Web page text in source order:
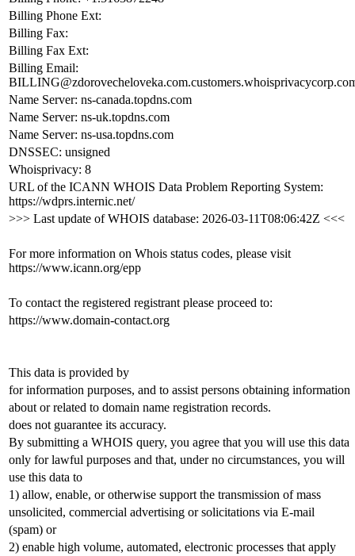
Billing Phone Ext:
Billing Fax:
Billing Fax Ext:
Billing Email:
Name Server: ns-canada.topdns.com
Name Server: ns-uk.topdns.com
Name Server: ns-usa.topdns.com
DNSSEC: unsigned
Whoisprivacy: 8
URL of the ICANN WHOIS Data Problem Reporting System:
https://wdprs.internic.net/
>>> Last update of WHOIS database: 2026-03-11T08:06:42Z <<<
For more information on Whois status codes, please visit
https://www.icann.org/epp
To contact the registered registrant please proceed to:
https://www.domain-contact.org
This data is provided by
for information purposes, and to assist persons obtaining information
about or related to domain name registration records.
does not guarantee its accuracy.
By submitting a WHOIS query, you agree that you will use this data
only for lawful purposes and that, under no circumstances, you will
use this data to
1) allow, enable, or otherwise support the transmission of mass
unsolicited, commercial advertising or solicitations via E-mail
(spam) or
2) enable high volume, automated, electronic processes that apply